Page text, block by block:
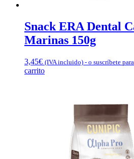
Snack ERA Dental
Marinas 150g
3,45€ (IVA incluido) - o suscríbete
carrito